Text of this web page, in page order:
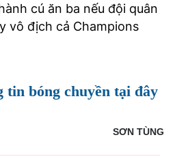
cú ăn ba nếu đội quân
vô địch cả Champions
tin bóng chuyền tại đây
SƠN TÙNG